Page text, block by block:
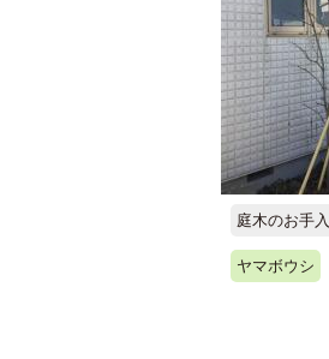
庭木のお手
ヤマボウシ